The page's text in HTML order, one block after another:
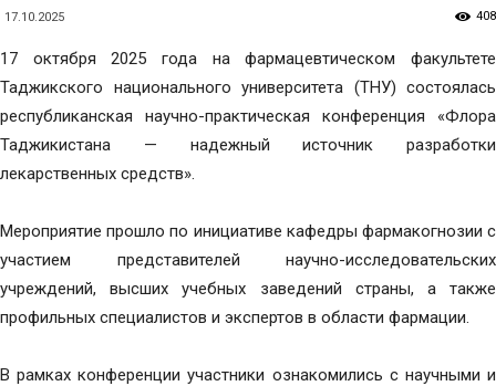
17.10.2025 408
17 октября 2025 года на фармацевтическом факультете
Таджикского национального университета (ТНУ) состоялась
республиканская научно-практическая конференция «Флора
Таджикистана — надежный источник разработки
лекарственных средств».
Мероприятие прошло по инициативе кафедры фармакогнозии с
участием представителей научно-исследовательских
учреждений, высших учебных заведений страны, а также
профильных специалистов и экспертов в области фармации.
В рамках конференции участники ознакомились с научными и